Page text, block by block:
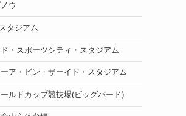
ウ
タジアム
・スポーツシティ・スタジアム
ア・ビン・ザーイド・スタジアム
ルドカップ競技場(ビッグバード)